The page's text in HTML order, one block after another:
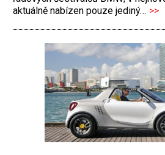
aktuálně nabízen pouze jediný… >>